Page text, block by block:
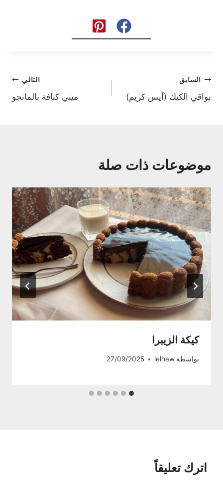
تصفّح
المقالات
السابق
بواقي الكيك (آيس كريم)
التالي
ميني كنافة بالمانجو
موضوعات ذات صلة
كيكة الزيبرا
بواسطة lelhaw
27/09/2025
اترك تعليقاً